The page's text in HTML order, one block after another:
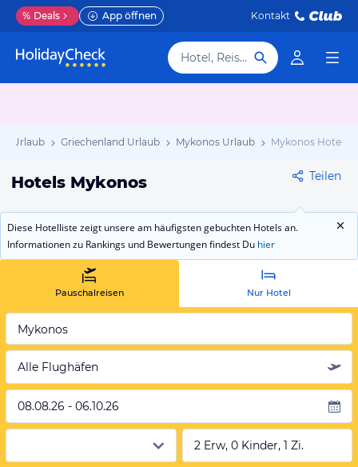
% Deals App öffnen Kontakt
Hotel, Reiseziel
Urlaub Griechenland Urlaub Mykonos Urlaub Mykonos Hotels
Hotels Mykonos Teilen
Diese Hotelliste zeigt unsere am häufigsten gebuchten Hotels an.
Informationen zu Rankings und Bewertungen findest Du hier
Pauschalreisen Nur Hotel
Mykonos
Alle Flughäfen
08.08.26 - 06.10.26
2 Erw, 0 Kinder, 1 Zi.